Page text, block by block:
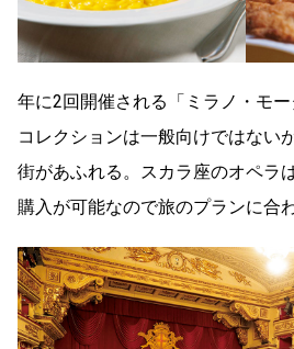
年に2回開催される「ミラノ・モ
コレクションは一般向けではない
街があふれる。スカラ座のオペラ
購入が可能なので旅のプランに合